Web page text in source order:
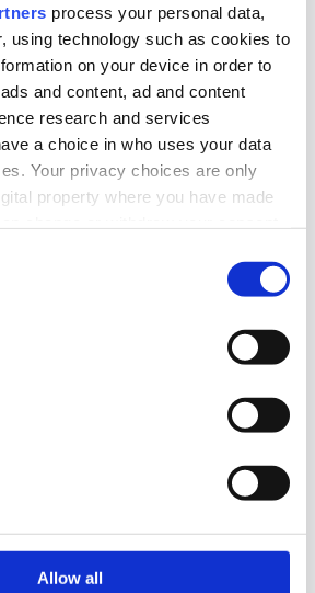
process your personal data,
using technology such as cookies to
on your device in order to
and content, ad and content
research and services
a choice in who uses your data
Your privacy choices are only
property where you have made
how your personal data is processed
in the
content and ads, to
features and to analyse our traffic.
and analytics partners who
they’ve collected from your use
Allow all
Almedalen